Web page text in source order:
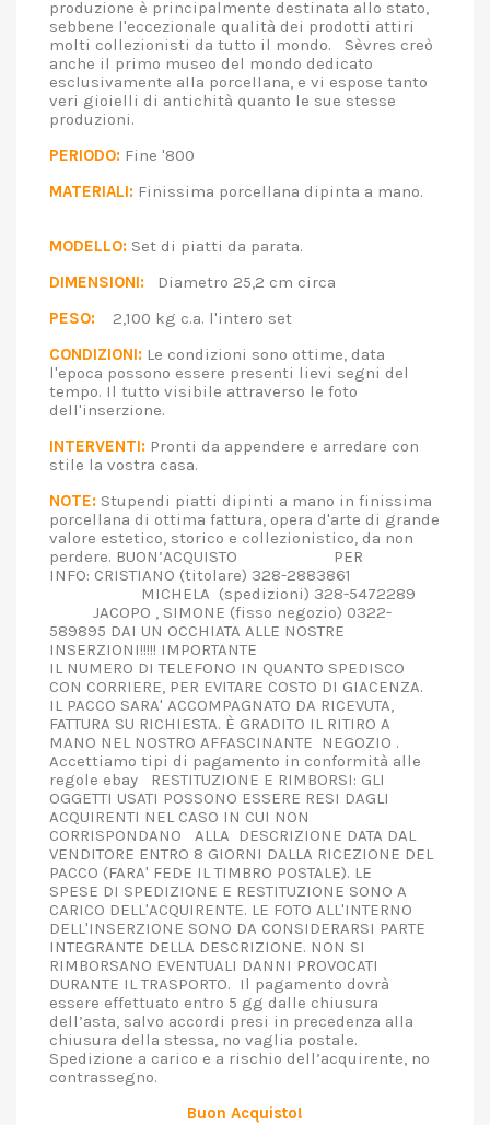
produzione è principalmente destinata allo stato,
sebbene l'eccezionale qualità dei prodotti attiri
molti collezionisti da tutto il mondo. Sèvres creò
anche il primo museo del mondo dedicato
esclusivamente alla porcellana, e vi espose tanto
veri gioielli di antichità quanto le sue stesse
produzioni.
PERIODO: Fine '800
MATERIALI: Finissima porcellana dipinta a mano.
MODELLO: Set di piatti da parata.
DIMENSIONI: Diametro 25,2 cm circa
PESO: 2,100 kg c.a. l'intero set
CONDIZIONI: Le condizioni sono ottime, data
l'epoca possono essere presenti lievi segni del
tempo. Il tutto visibile attraverso le foto
dell'inserzione.
INTERVENTI: Pronti da appendere e arredare con
stile la vostra casa.
NOTE: Stupendi piatti dipinti a mano in finissima
porcellana di ottima fattura, opera d'arte di grande
valore estetico, storico e collezionistico, da non
perdere. BUON’ACQUISTO PER
INFO: CRISTIANO (titolare) 328-2883861
MICHELA (spedizioni) 328-5472289
JACOPO , SIMONE (fisso negozio) 0322-
589895 DAI UN OCCHIATA ALLE NOSTRE
INSERZIONI!!!!! IMPORTANTE
IL NUMERO DI TELEFONO IN QUANTO SPEDISCO
CON CORRIERE, PER EVITARE COSTO DI GIACENZA.
IL PACCO SARA' ACCOMPAGNATO DA RICEVUTA,
FATTURA SU RICHIESTA. È GRADITO IL RITIRO A
MANO NEL NOSTRO AFFASCINANTE NEGOZIO .
Accettiamo tipi di pagamento in conformità alle
regole ebay RESTITUZIONE E RIMBORSI: GLI
OGGETTI USATI POSSONO ESSERE RESI DAGLI
ACQUIRENTI NEL CASO IN CUI NON
CORRISPONDANO ALLA DESCRIZIONE DATA DAL
VENDITORE ENTRO 8 GIORNI DALLA RICEZIONE DEL
PACCO (FARA' FEDE IL TIMBRO POSTALE). LE
SPESE DI SPEDIZIONE E RESTITUZIONE SONO A
CARICO DELL'ACQUIRENTE. LE FOTO ALL'INTERNO
DELL'INSERZIONE SONO DA CONSIDERARSI PARTE
INTEGRANTE DELLA DESCRIZIONE. NON SI
RIMBORSANO EVENTUALI DANNI PROVOCATI
DURANTE IL TRASPORTO. Il pagamento dovrà
essere effettuato entro 5 gg dalle chiusura
dell’asta, salvo accordi presi in precedenza alla
chiusura della stessa, no vaglia postale.
Spedizione a carico e a rischio dell’acquirente, no
contrassegno.
Buon Acquisto!